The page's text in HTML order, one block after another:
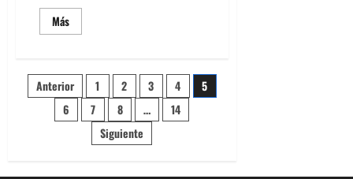
MásLeer
más
o
Mis
películas
cabecera:
Paginación
entradas
Anterior 1 2 3 4
5
6
7 8 …
14
Siguiente